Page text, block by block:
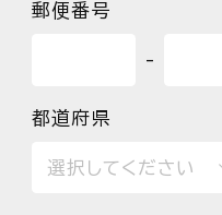
郵便番号
-
都道府県